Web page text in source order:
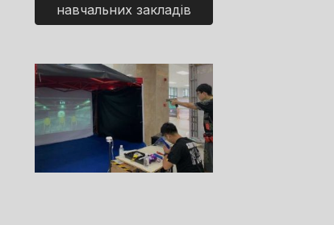
навчальних закладів